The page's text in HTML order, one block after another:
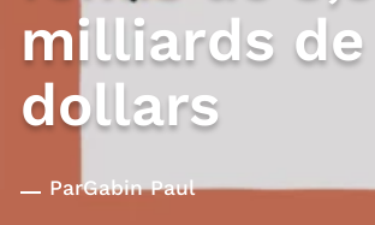
milliards de
dollars
ParGabin Paul